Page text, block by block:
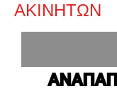
ΑΚΙΝΗΤΩΝ